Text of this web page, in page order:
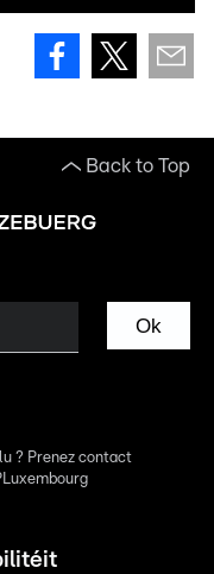
Back to Top
Ok
? Prenez contact